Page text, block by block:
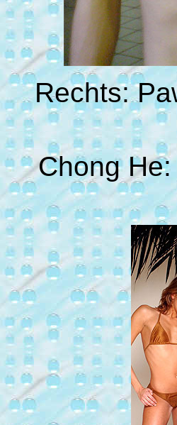
Rechts:
Chong